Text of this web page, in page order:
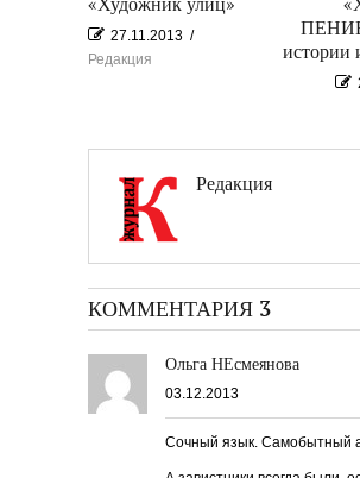
«Художник улиц»
27.11.2013 /
Редакция
истории
Редакция
КОММЕНТАРИЯ 3
Ольга НЕсмеянова
03.12.2013
Сочный язык. Самобытный